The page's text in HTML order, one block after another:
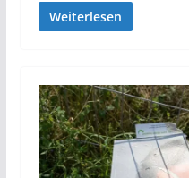
Weiterlesen